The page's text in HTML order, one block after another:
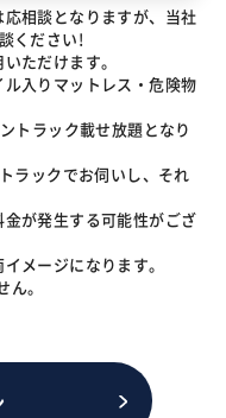
相談となりますが、当社
ください!
ただけます。
入りマットレス・危険物
トラック載せ放題となり
ラックでお伺いし、それ
が発生する可能性がござ
メージになります。
。